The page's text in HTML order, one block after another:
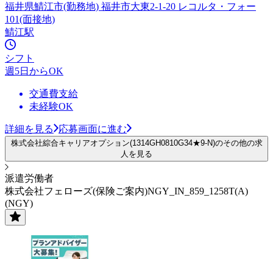
福井県鯖江市(勤務地) 福井市大東2-1-20 レコルタ・フォー
101(面接地)
鯖江駅
シフト
週5日からOK
交通費支給
未経験OK
詳細を見る 応募画面に進む
株式会社綜合キャリアオプション(1314GH0810G34★9-N)のその他の求
人を見る
派遣労働者
株式会社フェローズ(保険ご案内)NGY_IN_859_1258T(A)
(NGY)